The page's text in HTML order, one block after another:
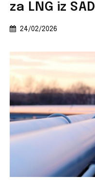
za LNG iz SAD
24/02/2026